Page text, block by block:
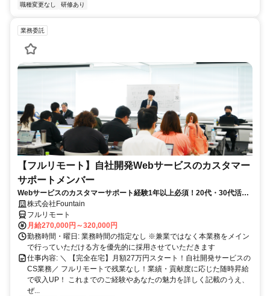
職種変更なし
研修あり
業務委託
【フルリモート】自社開発Webサービスのカスタマー
サポートメンバー
Webサービスのカスタマーサポート経験1年以上必須！20代・30代活躍
中！株式会社Fountain
フルリモート
月給270,000円～320,000円
勤務時間・曜日: 業務時間の指定なし ※兼業ではなく本業務をメイン
で行っていただける方を優先的に採用させていただきます
仕事内容: ＼ 【完全在宅】月額27万円スタート！自社開発サービスの
CS業務／ フルリモートで残業なし！業績・貢献度に応じた随時昇給
で収入UP！ これまでのご経験やあなたの魅力を詳しく記載のうえ、
ぜ...